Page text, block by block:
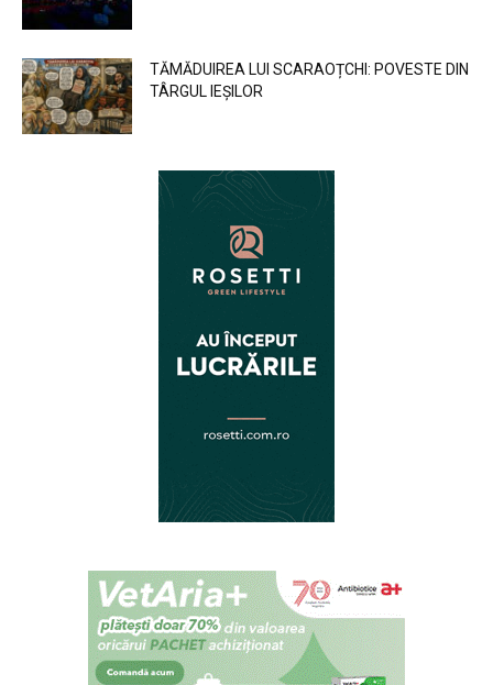
TĂMĂDUIREA LUI SCARAOȚCHI: POVESTE DIN
TÂRGUL IEȘILOR